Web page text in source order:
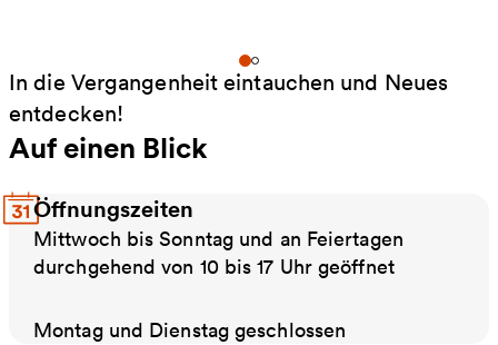
In die Vergangenheit eintauchen und Neues
entdecken!
Auf einen Blick
Öffnungszeiten
Mittwoch bis Sonntag und an Feiertagen
durchgehend von 10 bis 17 Uhr geöffnet
Montag und Dienstag geschlossen